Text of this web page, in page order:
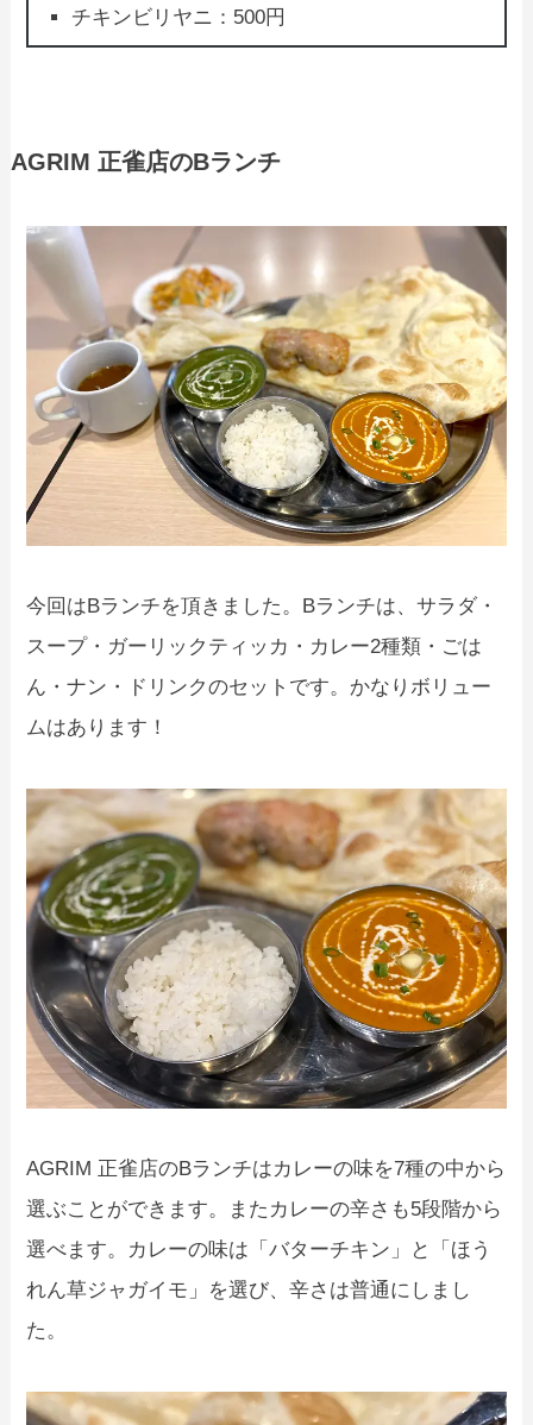
チキンビリヤニ：500円
AGRIM 正雀店のBランチ
今回はBランチを頂きました。Bランチは、サラダ・
スープ・ガーリックティッカ・カレー2種類・ごは
ん・ナン・ドリンクのセットです。かなりボリュー
ムはあります！
AGRIM 正雀店のBランチはカレーの味を7種の中から
選ぶことができます。またカレーの辛さも5段階から
選べます。カレーの味は「バターチキン」と「ほう
れん草ジャガイモ」を選び、辛さは普通にしまし
た。